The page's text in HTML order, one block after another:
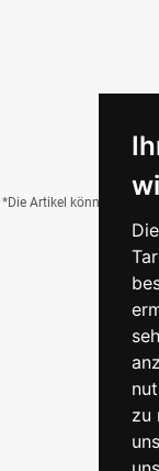
zu
*Die Artikel können durch